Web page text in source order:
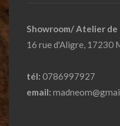
Showroom/ Atelier
16 rue d'Aligre, 17230
tél: 0786997927
email: